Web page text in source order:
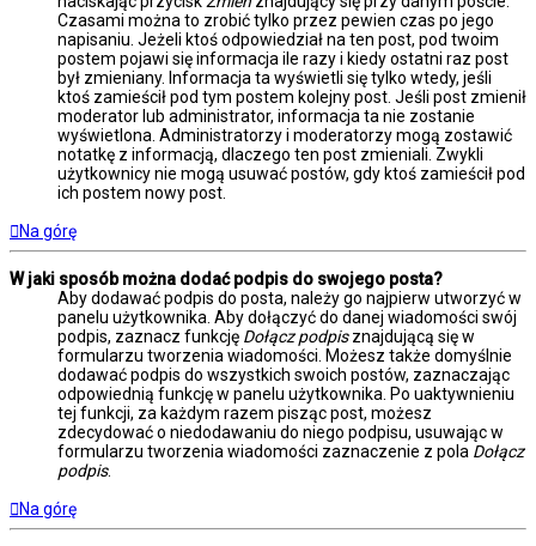
Czasami można to zrobić tylko przez pewien czas po jego
napisaniu. Jeżeli ktoś odpowiedział na ten post, pod twoim
postem pojawi się informacja ile razy i kiedy ostatni raz post
był zmieniany. Informacja ta wyświetli się tylko wtedy, jeśli
ktoś zamieścił pod tym postem kolejny post. Jeśli post zmienił
moderator lub administrator, informacja ta nie zostanie
wyświetlona. Administratorzy i moderatorzy mogą zostawić
notatkę z informacją, dlaczego ten post zmieniali. Zwykli
użytkownicy nie mogą usuwać postów, gdy ktoś zamieścił pod
ich postem nowy post.
Na górę
W jaki sposób można dodać podpis do swojego posta?
Aby dodawać podpis do posta, należy go najpierw utworzyć w
panelu użytkownika. Aby dołączyć do danej wiadomości swój
podpis, zaznacz funkcję Dołącz podpisznajdującą się w
formularzu tworzenia wiadomości. Możesz także domyślnie
dodawać podpis do wszystkich swoich postów, zaznaczając
odpowiednią funkcję w panelu użytkownika. Po uaktywnieniu
tej funkcji, za każdym razem pisząc post, możesz
zdecydować o niedodawaniu do niego podpisu, usuwając w
formularzu tworzenia wiadomości zaznaczenie z pola Dołącz
podpis.
Na górę